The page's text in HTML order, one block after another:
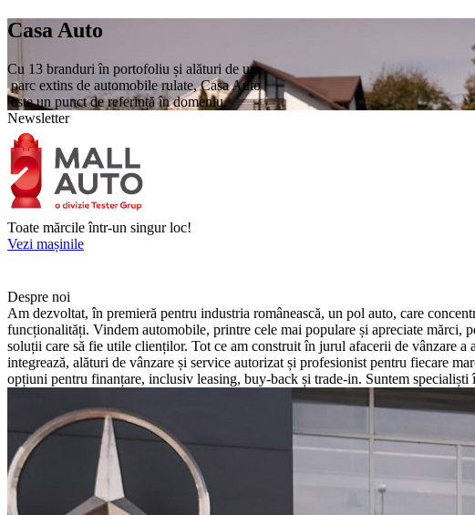
Casa Auto
Cu 13 branduri în portofoliu și alături de un
parc extins de automobile rulate, Casa Auto
este un punct de referință în domeniu.
Newsletter
Toate mărcile într-un singur loc!
Vezi mașinile
Despre noi
Am dezvoltat, în premieră pentru industria românească, un pol auto, care
funcționalități. Vindem automobile, printre cele mai populare și apreciate mărci,
soluții care să fie utile clienților. Tot ce am construit în jurul afacerii de vânzare
integrează, alături de vânzare și service autorizat și profesionist pentru fiecare
opțiuni pentru finanțare, inclusiv leasing, buy-back și trade-in. Suntem